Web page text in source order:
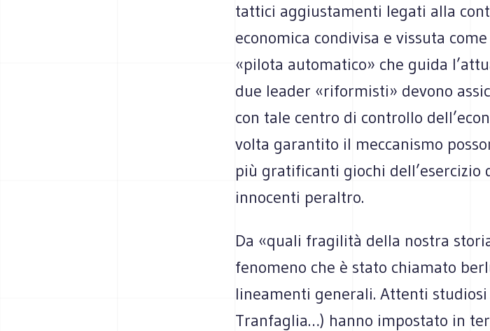
tattici aggiustamenti legati alla
economica condivisa e vissuta
«pilota automatico» che guida
due leader «riformisti» devono
con tale centro di controllo
volta garantito il meccanismo
più gratificanti giochi dell’esercizio
innocenti peraltro.
Da «quali fragilità della nostra
fenomeno che è stato chiamato
lineamenti generali. Attenti studiosi
Tranfaglia…) hanno impostato in